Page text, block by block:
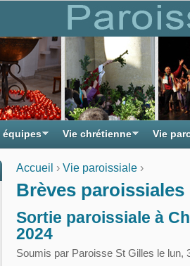
Vous êtes ici
Accueil › Vie paroissiale ›
Brèves paroissiales
Sortie paroissiale à
2024
Soumis par Paroisse St Gilles le lun,
équipes Vie chrétienne Vie